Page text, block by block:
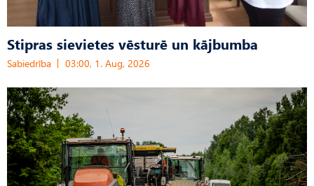
Stipras sievietes vēsturē un kājbumba
Sabiedrība 03:00, 1. Aug, 2026